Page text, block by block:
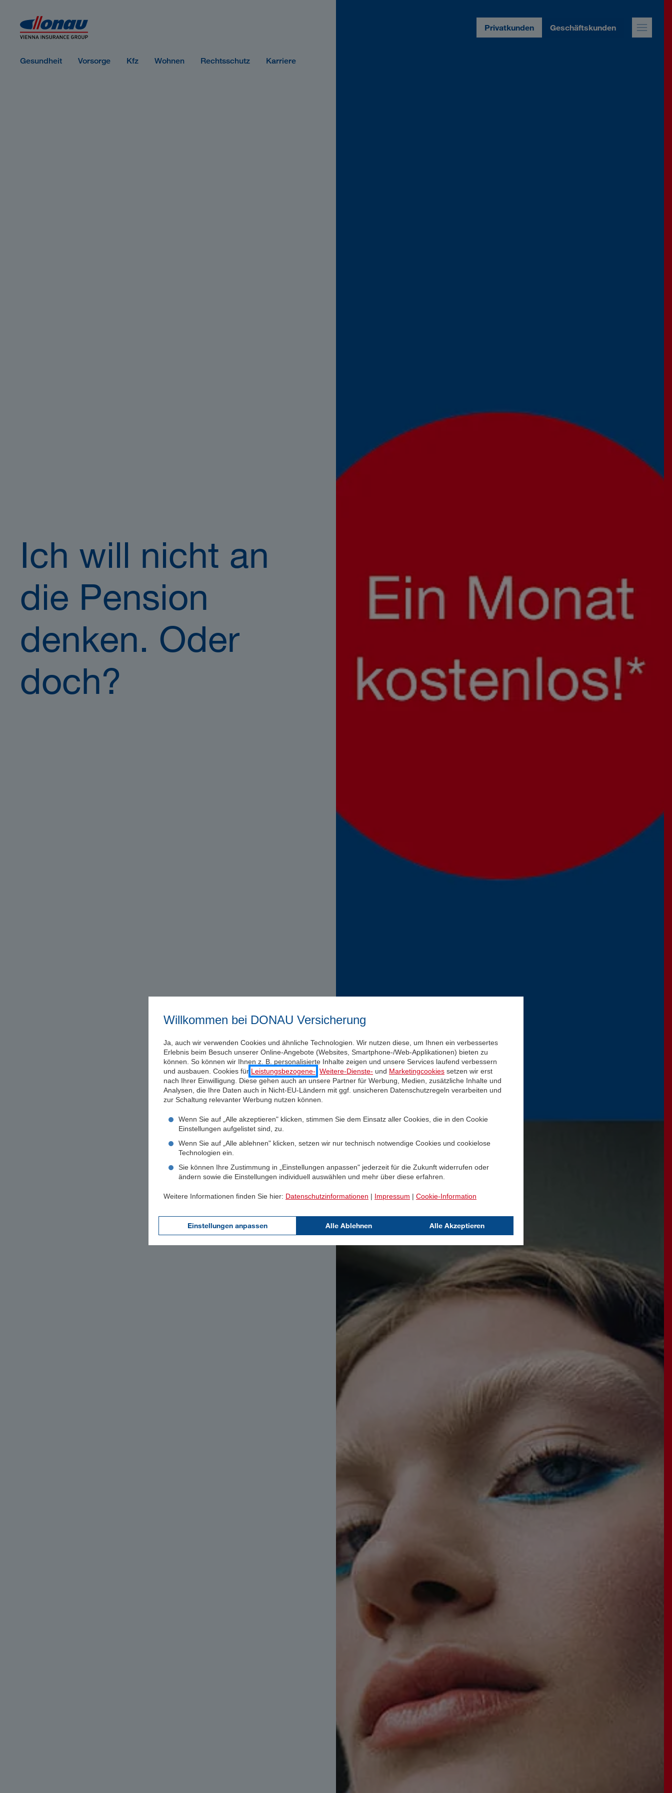
Willkommen bei DONAU Versicherung
Ja, auch wir verwenden Cookies und ähnliche Technologien. Wir nutzen diese, um Ihnen ein verbessertes
Erlebnis beim Besuch unserer Online-Angebote (Websites, Smartphone-/Web-Applikationen) bieten zu
können. So können wir Ihnen z. B. personalisierte Inhalte zeigen und unsere Services laufend verbessern
und ausbauen. Cookies für Leistungsbezogene- Weitere-Dienste- und Marketingcookies setzen wir erst
nach Ihrer Einwilligung. Diese gehen auch an unsere Partner für Werbung, Medien, zusätzliche Inhalte und
Analysen, die Ihre Daten auch in Nicht-EU-Ländern mit ggf. unsicheren Datenschutzregeln verarbeiten und
zur Schaltung relevanter Werbung nutzen können.
Wenn Sie auf „Alle akzeptieren" klicken, stimmen Sie dem Einsatz aller Cookies, die in den Cookie
Einstellungen aufgelistet sind, zu.
Wenn Sie auf „Alle ablehnen" klicken, setzen wir nur technisch notwendige Cookies und cookielose
Technologien ein.
Sie können Ihre Zustimmung in „Einstellungen anpassen" jederzeit für die Zukunft widerrufen oder
ändern sowie die Einstellungen individuell auswählen und mehr über diese erfahren.
Weitere Informationen finden Sie hier: Datenschutzinformationen | Impressum | Cookie-Information
Einstellungen anpassen Alle Ablehnen Alle Akzeptieren
Privatkunden Geschäftskunden
Gesundheit Vorsorge Kfz Wohnen Rechtsschutz Karriere
Ich will nicht an
die Pension
denken. Oder
doch?